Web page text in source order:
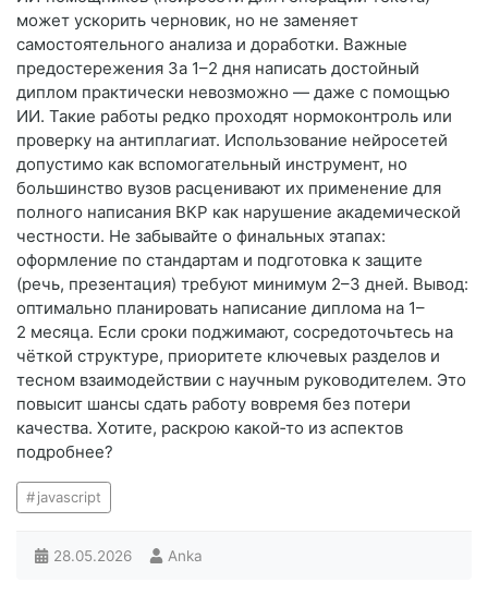
может ускорить черновик, но не заменяет
самостоятельного анализа и доработки. Важные
предостережения За 1–2 дня написать достойный
диплом практически невозможно — даже с помощью
ИИ. Такие работы редко проходят нормоконтроль или
проверку на антиплагиат. Использование нейросетей
допустимо как вспомогательный инструмент, но
большинство вузов расценивают их применение для
полного написания ВКР как нарушение академической
честности. Не забывайте о финальных этапах:
оформление по стандартам и подготовка к защите
(речь, презентация) требуют минимум 2–3 дней. Вывод:
оптимально планировать написание диплома на 1–
2 месяца. Если сроки поджимают, сосредоточьтесь на
чёткой структуре, приоритете ключевых разделов и
тесном взаимодействии с научным руководителем. Это
повысит шансы сдать работу вовремя без потери
качества. Хотите, раскрою какой‑то из аспектов
подробнее?
javascript
28.05.2026 Anka